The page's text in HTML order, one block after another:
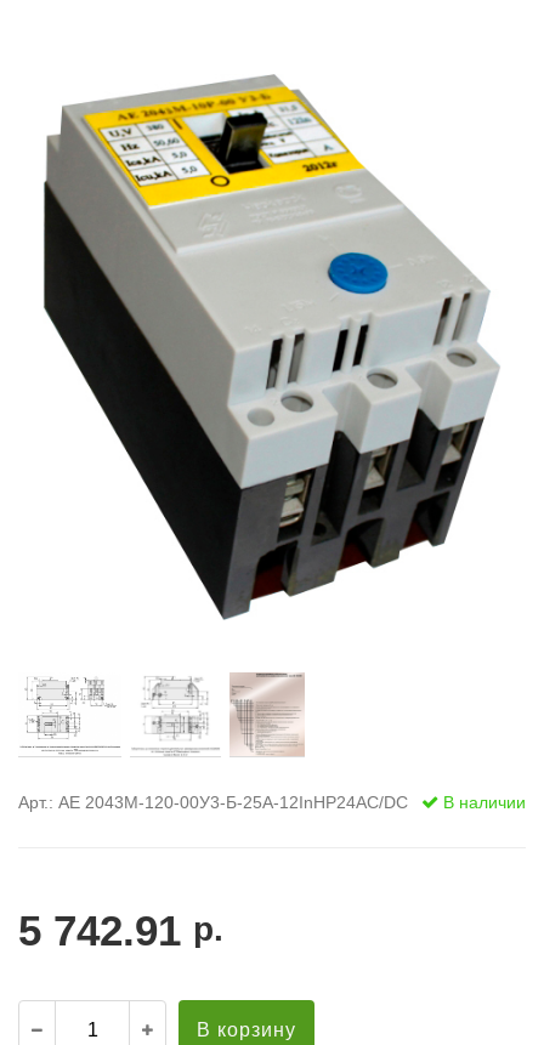
Стремянки с
Стремянки с
опорой
Ширмы
РЗА (шторы)
Штендеры
Щиты
диэлектрические
Арт.: АЕ 2043М-120-00У3-Б-25А-12InНР24AC/DC В наличии
5 742.91 р.
В корзину